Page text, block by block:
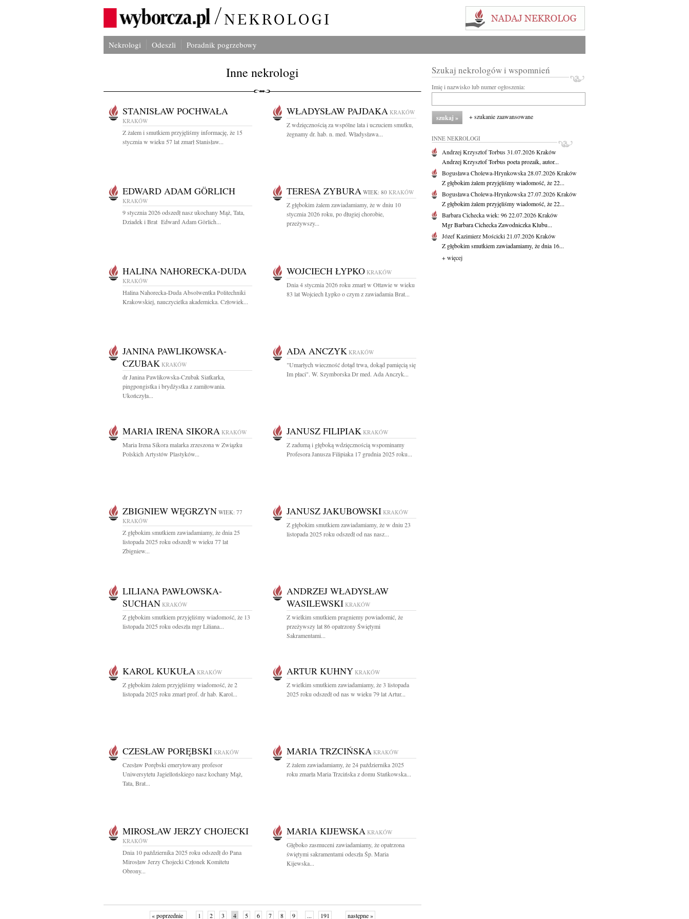
Nekrologi Odeszli Poradnik pogrzebowy
Inne nekrologi
STANISŁAW POCHWAŁA
KRAKÓW
Z żalem i smutkiem przyjęliśmy informację, że 15
stycznia w wieku 57 lat zmarł Stanisław...
WŁADYSŁAW PAJDAKA KRAKÓW
Z wdzięcznością za wspólne lata i uczuciem smutku,
żegnamy dr. hab. n. med. Władysława...
EDWARD ADAM GÖRLICH
KRAKÓW
9 stycznia 2026 odszedł nasz ukochany Mąż, Tata,
Dziadek i Brat Edward Adam Görlich...
TERESA ZYBURA WIEK: 80 KRAKÓW
Z głębokim żalem zawiadamiamy, że w dniu 10
stycznia 2026 roku, po długiej chorobie,
przeżywszy...
HALINA NAHORECKA-DUDA
KRAKÓW
Halina Nahorecka-Duda Absolwentka Politechniki
Krakowskiej, nauczycielka akademicka. Człowiek...
WOJCIECH ŁYPKO KRAKÓW
Dnia 4 stycznia 2026 roku zmarł w Ottawie w wieku
83 lat Wojciech Łypko o czym z zawiadamia Brat...
JANINA PAWLIKOWSKA-
CZUBAK KRAKÓW
dr Janina Pawlikowska-Czubak Siatkarka,
pingpongistka i brydżystka z zamiłowania.
Ukończyła...
ADA ANCZYK KRAKÓW
"Umarłych wieczność dotąd trwa, dokąd pamięcią się
Im płaci". W. Szymborska Dr med. Ada Anczyk...
MARIA IRENA SIKORA KRAKÓW
Maria Irena Sikora malarka zrzeszona w Związku
Polskich Artystów Plastyków...
JANUSZ FILIPIAK KRAKÓW
Z zadumą i głęboką wdzięcznością wspominamy
Profesora Janusza Filipiaka 17 grudnia 2025 roku...
ZBIGNIEW WĘGRZYN WIEK: 77
KRAKÓW
Z głębokim smutkiem zawiadamiamy, że dnia 25
listopada 2025 roku odszedł w wieku 77 lat
Zbigniew...
JANUSZ JAKUBOWSKI KRAKÓW
Z głębokim smutkiem zawiadamiamy, że w dniu 23
listopada 2025 roku odszedł od nas nasz...
LILIANA PAWŁOWSKA-
SUCHAN KRAKÓW
Z głębokim smutkiem przyjęliśmy wiadomość, że 13
listopada 2025 roku odeszła mgr Liliana...
ANDRZEJ WŁADYSŁAW
WASILEWSKI KRAKÓW
Z wielkim smutkiem pragniemy powiadomić, że
przeżywszy lat 86 opatrzony Świętymi
Sakramentami...
KAROL KUKUŁA KRAKÓW
Z głębokim żalem przyjęliśmy wiadomość, że 2
listopada 2025 roku zmarł prof. dr hab. Karol...
ARTUR KUHNY KRAKÓW
Z wielkim smutkiem zawiadamiamy, że 3 listopada
2025 roku odszedł od nas w wieku 79 lat Artur...
CZESŁAW PORĘBSKI KRAKÓW
Czesław Porębski emerytowany profesor
Uniwersytetu Jagiellońskiego nasz kochany Mąż,
Tata, Brat...
MARIA TRZCIŃSKA KRAKÓW
Z żalem zawiadamiamy, że 24 października 2025
roku zmarła Maria Trzcińska z domu Stańkowska...
MIROSŁAW JERZY CHOJECKI
KRAKÓW
Dnia 10 października 2025 roku odszedł do Pana
Mirosław Jerzy Chojecki Członek Komitetu
Obrony...
MARIA KIJEWSKA KRAKÓW
Głęboko zasmuceni zawiadamiamy, że opatrzona
świętymi sakramentami odeszła Śp. Maria
Kijewska...
« poprzednie 1 2 3 4 5 6 7 8 9 ... 191 następne »
Szukaj nekrologów i wspomnień
Imię i nazwisko lub numer ogłoszenia:
+ szukanie zaawansowane
INNE NEKROLOGI
Andrzej Krzysztof Torbus31.07.2026Kraków
Andrzej Krzysztof Torbus poeta prozaik, autor...
Bogusława Cholewa-Hrynkowska28.07.2026Kraków
Z głębokim żalem przyjęliśmy wiadomość, że 22...
Bogusława Cholewa-Hrynkowska27.07.2026Kraków
Z głębokim żalem przyjęliśmy wiadomość, że 22...
Barbara Cicheckawiek: 9622.07.2026Kraków
Mgr Barbara Cichecka Zawodniczka Klubu...
Józef Kazimierz Mościcki21.07.2026Kraków
Z głębokim smutkiem zawiadamiamy, że dnia 16...
+ więcej